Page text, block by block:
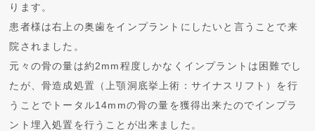
ります。
患者様は右上の奥歯をインプラントにしたいと言うことで来
院されました。
元々の骨の量は約2mm程度しかなくインプラントは困難でし
たが、骨造成処置（上顎洞底挙上術：サイナスリフト）を行
うことでトータル14mmの骨の量を獲得出来たのでインプラ
ント埋入処置を行うことが出来ました。